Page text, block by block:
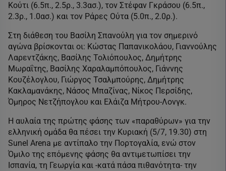
Κούτι (6.5π., 2.5ρ., 3.3ασ.), τον Στέφαν Γκράσου (6.5π.,
2.3ρ., 1.0ασ.) και τον Ράρες Ούτα (5.0π., 2.0ρ.).
Στη διάθεση του Βασίλη Σπανούλη για τον σημερινό
αγώνα βρίσκονται οι: Κώστας Παπανικολάου, Γιαννούλης
Λαρεντζάκης, Βασίλης Τολιόπουλος, Δημήτρης
Μωραΐτης, Βασίλης Χαραλαμπόπουλος, Γιάννης
Κουζέλογλου, Γιώργος Τσαλμπούρης, Δημήτρης
Κακλαμανάκης, Νάσος Μπαζίνας, Νίκος Περσίδης,
Όμηρος Νετζήπογλου και Ελάιζα Μήτρου-Λονγκ.
Η αυλαία της πρώτης φάσης των «παραθύρων» για την
ελληνική ομάδα θα πέσει την Κυριακή (5/7, 19.30) στη
Sunel Arena με αντίπαλο την Πορτογαλία, ενώ στον
Όμιλο της επόμενης φάσης θα αντιμετωπίσει την
Ισπανία, τη Γεωργία και -κατά πάσα πιθανότητα- την